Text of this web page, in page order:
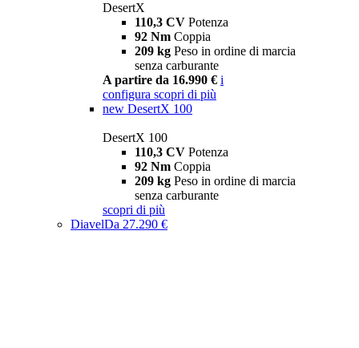
DesertX
110,3 CV Potenza
92 Nm Coppia
209 kg Peso in ordine di marcia
senza carburante
A partire da 16.990 € i
configura scopri di più
new DesertX 100
DesertX 100
110,3 CV Potenza
92 Nm Coppia
209 kg Peso in ordine di marcia
senza carburante
scopri di più
DiavelDa 27.290 €